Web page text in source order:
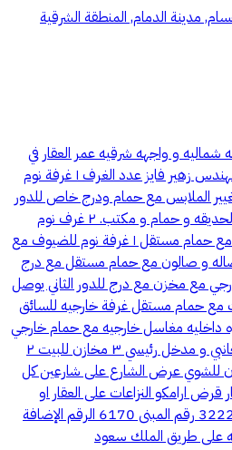
مدينة الدمام, المنطقة الشرقية
شماليه و واجهه شرقيه عمر العقار في
مرحلة التشطيب من تصميم المهندس زهير فايز عدد الغرف ١ غرفة نوم
الملابس مع حمام ودرج خاص للدور
الاعلى غرفة نوم مع مطل على الحديقه و حمام و مكتب. ٢ غرف نوم
ماستر كل واحده بغرفة ملابس مع حمام مستقل ١ غرفة نوم للضيوف مع
و صالون مع حمام مستقل مع درج
مع مخزن مع درج للدور الثاني يوصل
مع حمام مستقل غرفة خارجيه للسائق
مغاسل خارجيه مع حمام خارجي
تخدم الحديقه الاماميه مدخل جانبي و مدخل رئيسي ٣ مخازن للبيت ٢
للشوي عرض الشارع على شارعين كل
قرض ارامكو النزاعات على العقار او
المنفعة لا يوجد الرمز البريدي 32222 ‏رقم المبنى 6170 ‏الرقم الإضافة